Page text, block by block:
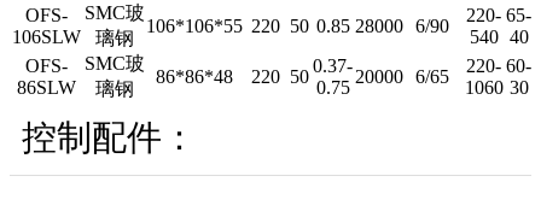
OFS-
106SLW
SMC玻
璃钢
106*106*55 220 50 0.85 28000 6/90
220-
540
65-
40
OFS-
86SLW
SMC玻
璃钢
86*86*48 220 50
0.37-
0.75
20000 6/65
220-
1060
60-
30
控制配件：